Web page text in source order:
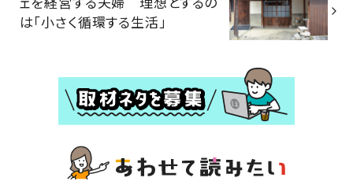
は「小さく循環する生活」